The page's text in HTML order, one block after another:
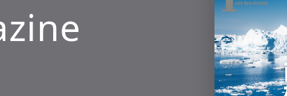
Official Columnist